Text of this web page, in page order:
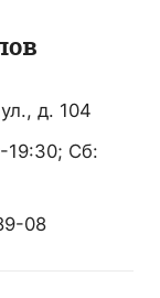
д. 104
19:30; Сб:
08